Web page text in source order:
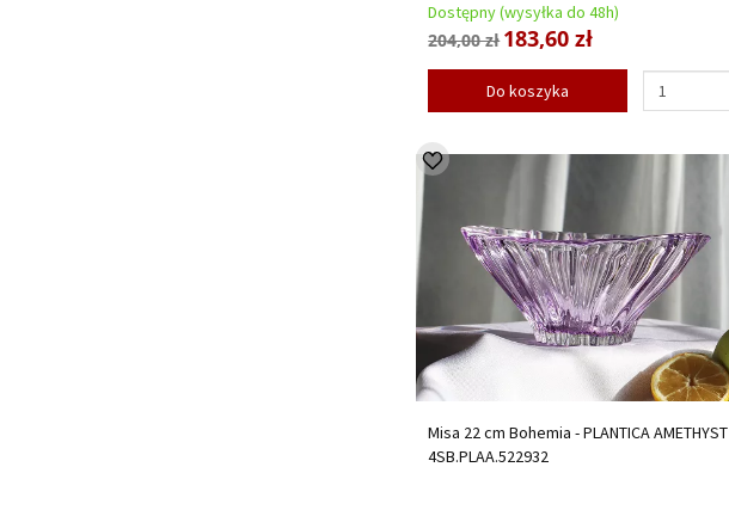
Dostępny (wysyłka do 48h)
204,00 zł183,60 zł
Do koszyka
Misa 22 cm Bohemia - PLANTICA AMETHYST
4SB.PLAA.522932